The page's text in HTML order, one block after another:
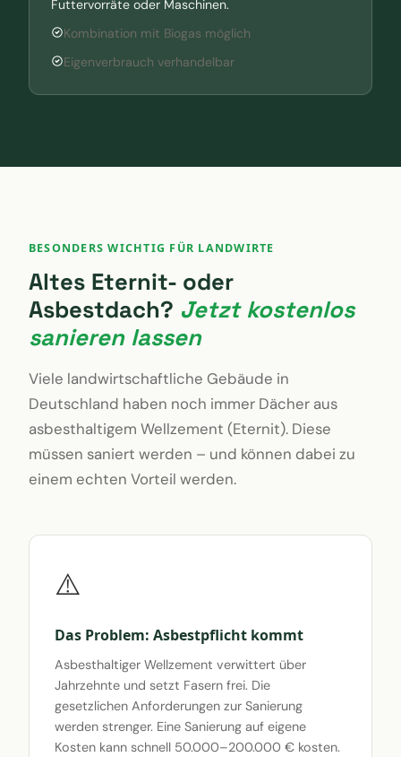
Futtervorräte oder Maschinen.
Kombination mit Biogas möglich
Eigenverbrauch verhandelbar
BESONDERS WICHTIG FÜR LANDWIRTE
Altes Eternit- oder
Asbestdach? Jetzt kostenlos
sanieren lassen
Viele landwirtschaftliche Gebäude in
Deutschland haben noch immer Dächer aus
asbesthaltigem Wellzement (Eternit). Diese
müssen saniert werden – und können dabei zu
einem echten Vorteil werden.
⚠️
Das Problem: Asbestpflicht kommt
Asbesthaltiger Wellzement verwittert über
Jahrzehnte und setzt Fasern frei. Die
gesetzlichen Anforderungen zur Sanierung
werden strenger. Eine Sanierung auf eigene
Kosten kann schnell 50.000–200.000 € kosten.